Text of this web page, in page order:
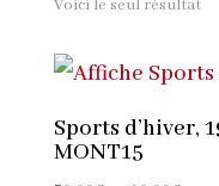
Voici le seul résultat
Sports d’hiver,
MONT15